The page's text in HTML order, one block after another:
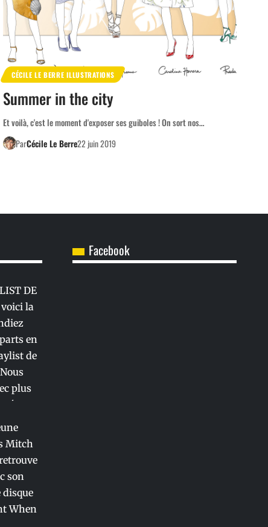
CÉCILE LE BERRE ILLUSTRATIONS
Summer in the city
Et voilà, c'est le moment d'exposer ses guiboles ! On sort nos…
ParCécile Le Berre22 juin 2019
Facebook